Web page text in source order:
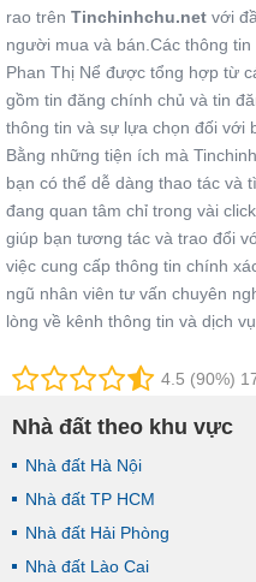
rao trên Tinchinhchu.net với
người mua và bán.Các thông
Phan Thị Nể được tổng hợp từ
gồm tin đăng chính chủ và tin
thông tin và sự lựa chọn đối với
Bằng những tiện ích mà
bạn có thể dễ dàng thao tác và
đang quan tâm chỉ trong vài
giúp bạn tương tác và trao đổi
việc cung cấp thông tin chính
ngũ nhân viên tư vấn chuyên
lòng về kênh thông tin và dịch
4.5 (90%)
Nhà đất theo khu vực
Nhà đất Hà Nội
Nhà đất TP HCM
Nhà đất Hải Phòng
Nhà đất Lào Cai